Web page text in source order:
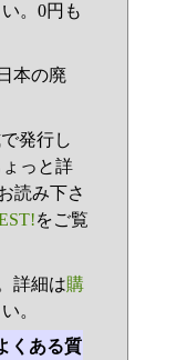
。0円も
本の廃
発行し
っと詳
読み下さ
をご覧
詳細は購
。
くある質